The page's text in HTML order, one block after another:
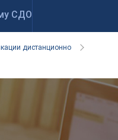
СДО
дистанционно